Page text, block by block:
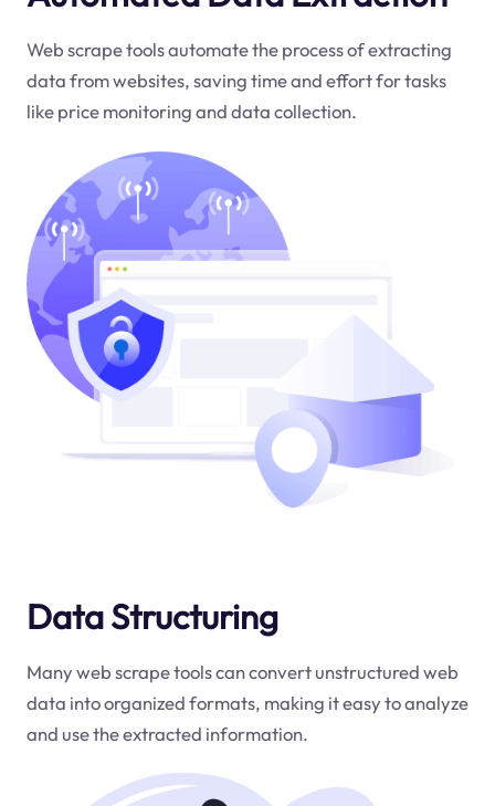
Web scrape tools automate the process of extracting
data from websites, saving time and effort for tasks
like price monitoring and data collection.
Data Structuring
Many web scrape tools can convert unstructured web
data into organized formats, making it easy to analyze
and use the extracted information.